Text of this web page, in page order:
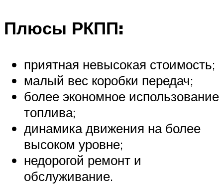
Плюсы РКПП:
приятная невысокая стоимость;
малый вес коробки передач;
более экономное использование
топлива;
динамика движения на более
высоком уровне;
недорогой ремонт и
обслуживание.